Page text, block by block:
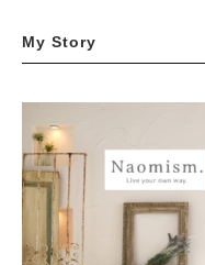
My Story